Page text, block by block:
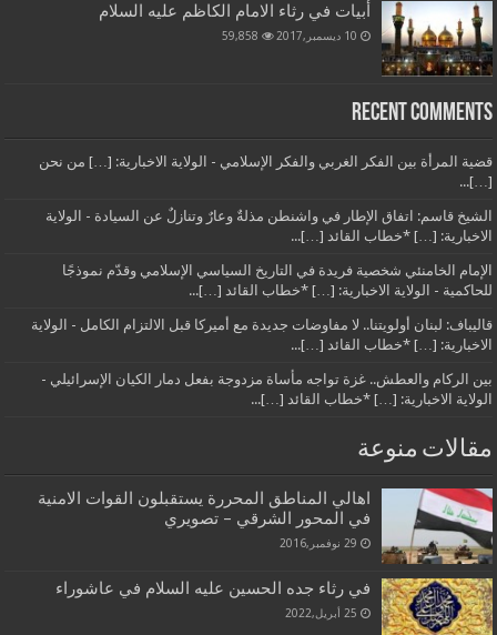
أبيات في رثاء الامام الكاظم عليه السلام
10 ديسمبر,2017 59,858
Recent Comments
قضية المرأة بين الفكر الغربي والفكر الإسلامي - الولاية الاخبارية: […] من نحن
[…]...
الشيخ قاسم: اتفاق الإطار في واشنطن مذلةٌ وعارٌ وتنازلٌ عن السيادة - الولاية
الاخبارية: […] *خطاب القائد […]...
الإمام الخامنئي شخصية فريدة في التاريخ السياسي الإسلامي وقدّم نموذجًا
للحاكمية - الولاية الاخبارية: […] *خطاب القائد […]...
قاليباف: لبنان أولويتنا.. لا مفاوضات جديدة مع أميركا قبل الالتزام الكامل - الولاية
الاخبارية: […] *خطاب القائد […]...
بين الركام والعطش.. غزة تواجه مأساة مزدوجة بفعل دمار الكيان الإسرائيلي -
الولاية الاخبارية: […] *خطاب القائد […]...
مقالات منوعة
اهالي المناطق المحررة يستقبلون القوات الامنية
في المحور الشرقي – تصويري
29 نوفمبر,2016
في رثاء جده الحسين عليه السلام في عاشوراء
25 أبريل,2022